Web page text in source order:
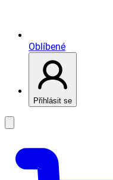
Oblíbené
Přihlásit se